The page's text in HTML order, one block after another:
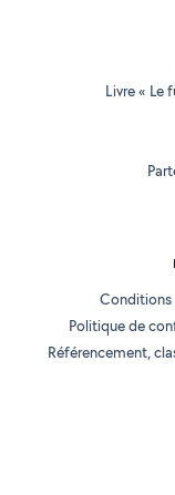
Livre « Le
Conditions
Politique de
Référencement,